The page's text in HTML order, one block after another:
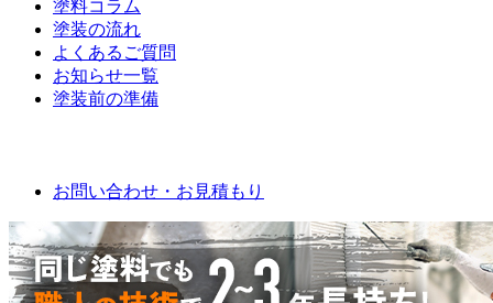
塗料コラム
塗装の流れ
よくあるご質問
お知らせ一覧
塗装前の準備
お問い合わせ・お見積もり